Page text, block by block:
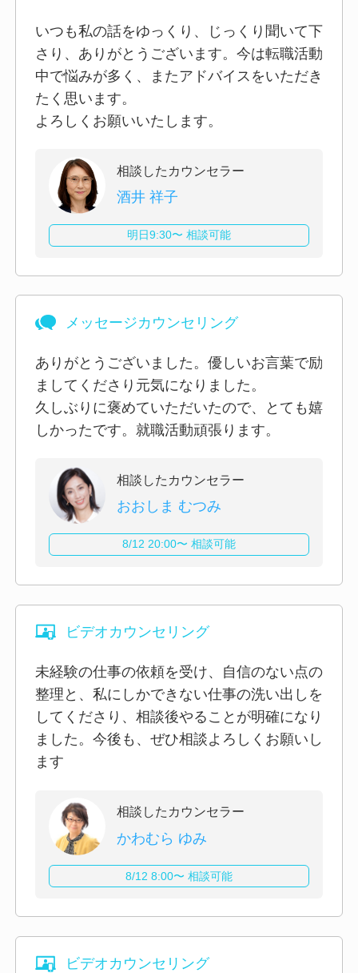
いつも私の話をゆっくり、じっくり聞いて下
さり、ありがとうございます。今は転職活動
中で悩みが多く、またアドバイスをいただき
たく思います。
よろしくお願いいたします。
相談したカウンセラー
酒井 祥子
明日9:30〜 相談可能
メッセージカウンセリング
ありがとうございました。優しいお言葉で励
ましてくださり元気になりました。
久しぶりに褒めていただいたので、とても嬉
しかったです。就職活動頑張ります。
相談したカウンセラー
おおしま むつみ
8/12 20:00〜 相談可能
ビデオカウンセリング
未経験の仕事の依頼を受け、自信のない点の
整理と、私にしかできない仕事の洗い出しを
してくださり、相談後やることが明確になり
ました。今後も、ぜひ相談よろしくお願いし
ます
相談したカウンセラー
かわむら ゆみ
8/12 8:00〜 相談可能
ビデオカウンセリング